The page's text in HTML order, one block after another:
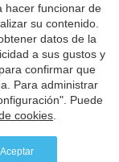
hacer funcionar de
su contenido.
datos de la
a sus gustos y
confirmar que
Para administrar
Puede
cookies
Aceptar